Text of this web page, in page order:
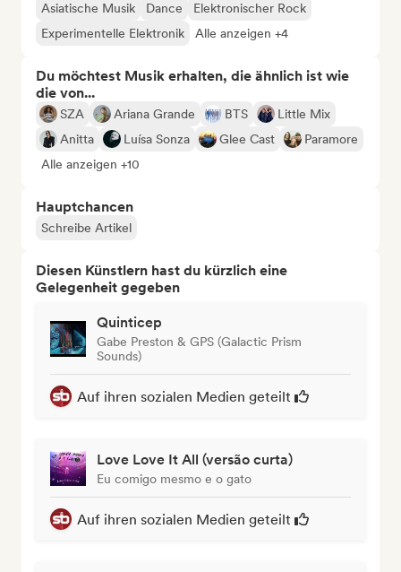
Asiatische Musik
Dance
Elektronischer Rock
Experimentelle Elektronik
Alle anzeigen +4
Du möchtest Musik erhalten, die ähnlich ist wie
die von...
SZA Ariana Grande BTS
Little Mix
Anitta
Luísa Sonza Glee Cast
Paramore
Alle anzeigen +10
Hauptchancen
Schreibe Artikel
Diesen Künstlern hast du kürzlich eine
Gelegenheit gegeben
Quinticep
Gabe Preston & GPS (Galactic Prism
Sounds)
Auf ihren sozialen Medien geteilt
Love Love It All (versão curta)
Eu comigo mesmo e o gato
Auf ihren sozialen Medien geteilt